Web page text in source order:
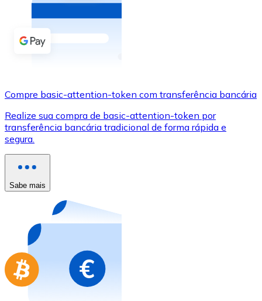
Comprar com transferência bancária
Comprar com cartão
Loja - Cartões-presente
Novo
Compre cartões-presente das suas marcas favoritas
Ir para a loja de cartões-presente
Compre basic-attention-token com transferência bancária
Realize sua compra de basic-attention-token por
transferência bancária tradicional de forma rápida e
segura.
Sabe mais